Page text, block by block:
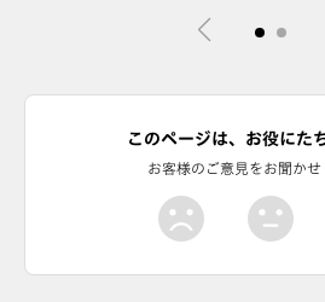
このページは、お役にた
お客様のご意見をお聞かせ